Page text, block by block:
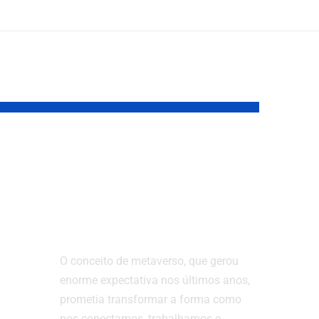
O conceito de metaverso, que gerou
enorme expectativa nos últimos anos,
prometia transformar a forma como